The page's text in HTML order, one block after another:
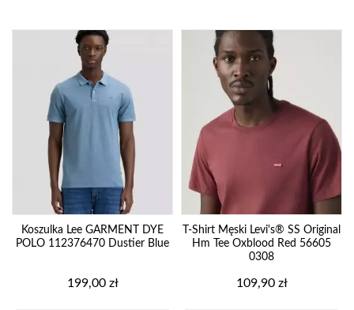
Koszulka Lee GARMENT DYE
POLO 112376470 Dustier Blue
Cena
199,00 zł
T-Shirt Męski Levi's® SS Original
Hm Tee Oxblood Red 56605
0308
Cena
109,90 zł